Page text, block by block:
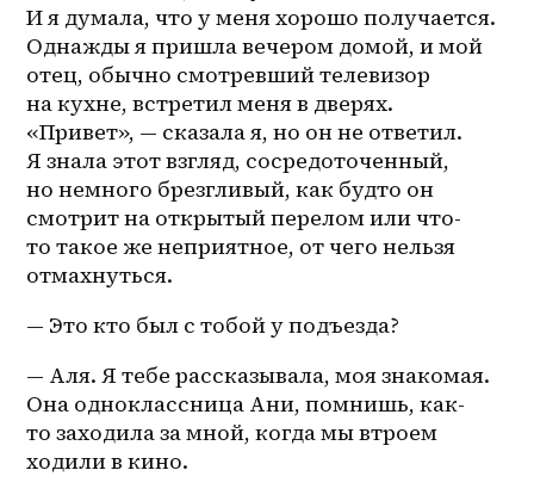
И я думала, что у меня хорошо получается.
Однажды я пришла вечером домой, и мой
отец, обычно смотревший телевизор
на кухне, встретил меня в дверях.
«Привет», — сказала я, но он не ответил.
Я знала этот взгляд, сосредоточенный,
но немного брезгливый, как будто он
смотрит на открытый перелом или что-
то такое же неприятное, от чего нельзя
отмахнуться.
— Это кто был с тобой у подъезда?
— Аля. Я тебе рассказывала, моя знакомая.
Она одноклассница Ани, помнишь, как-
то заходила за мной, когда мы втроем
ходили в кино.